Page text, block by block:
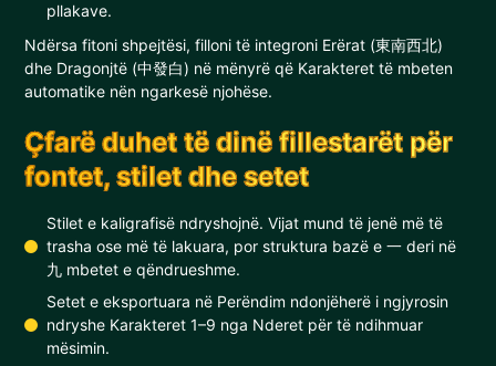
pllakave.
Ndërsa fitoni shpejtësi, filloni të integroni Erërat (東南西北)
dhe Dragonjtë (中發白) në mënyrë që Karakteret të mbeten
automatike nën ngarkesë njohëse.
Çfarë duhet të dinë fillestarët për
fontet, stilet dhe setet
Stilet e kaligrafisë ndryshojnë. Vijat mund të jenë më të
trasha ose më të lakuara, por struktura bazë e 一 deri në
九 mbetet e qëndrueshme.
Setet e eksportuara në Perëndim ndonjëherë i ngjyrosin
ndryshe Karakteret 1–9 nga Nderet për të ndihmuar
mësimin.